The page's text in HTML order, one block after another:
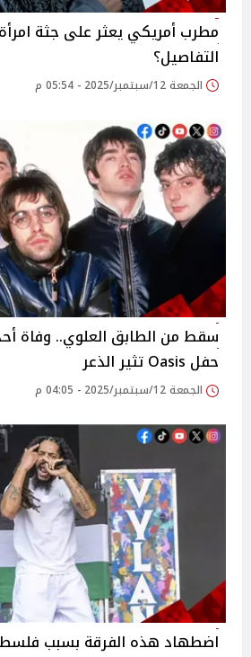
مطرب أمريكي يعثر على جثة
التفاصيل؟
الجمعة 12/سبتمبر/2025 - 05:54 م
سقط من الطابق العلوي.. وفاة
حفل Oasis تثير الذعر
الجمعة 12/سبتمبر/2025 - 04:05 م
اضطهاد هذه الفرقة بسبب